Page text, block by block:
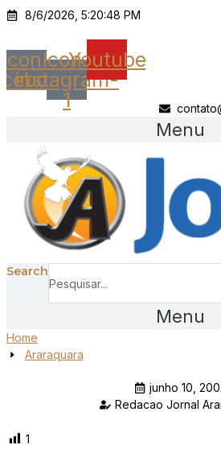
Ir
o
conteúdo
8/6/2026, 5:20:48 PM
Icon-Icon-
instagram-
1
Youtube
Menu
Search
Menu
Home
Araraquara
junho 10,
Redacao Jornal
1